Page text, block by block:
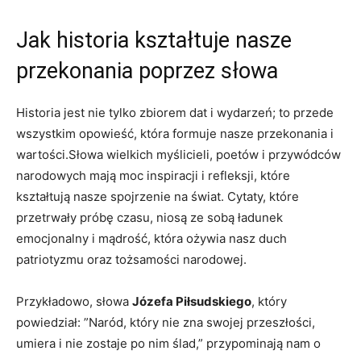
Jak historia kształtuje nasze
przekonania poprzez słowa
Historia jest nie tylko ⁣zbiorem⁣ dat i⁣ wydarzeń;⁤ to przede
‌wszystkim opowieść, ​która formuje nasze przekonania i
wartości.Słowa wielkich myślicieli, poetów i przywódców
narodowych ⁣mają moc inspiracji i refleksji, ⁣które
kształtują nasze ​spojrzenie na świat. Cytaty, które
przetrwały próbę czasu, niosą​ ze sobą​ ładunek
emocjonalny i mądrość, która ożywia nasz duch⁤
patriotyzmu oraz tożsamości narodowej.
Przykładowo, słowa Józefa​ Piłsudskiego, który
powiedział: ​”Naród,⁢ który ‌nie ⁤zna swojej przeszłości,
umiera i nie zostaje po nim ‌ślad,” przypominają nam‌ o